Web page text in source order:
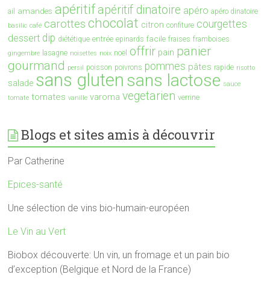
ail amandes apéritif apéritif dinatoire apéro apéro dinatoire
basilic café carottes chocolat citron confiture courgettes
dessert dip diététique entrée epinards facile fraises framboises
gingembre lasagne noisettes noix noël offrir pain panier
gourmand persil poisson poivrons pommes pâtes rapide risotto
salade sans gluten sans lactose sauce
tomate tomates vanille varoma vegetarien verrine
Blogs et sites amis à découvrir
Par Catherine
Epices-santé
Une sélection de vins bio-humain-européen
Le Vin au Vert
Biobox découverte: Un vin, un fromage et un pain bio
d’exception (Belgique et Nord de la France)